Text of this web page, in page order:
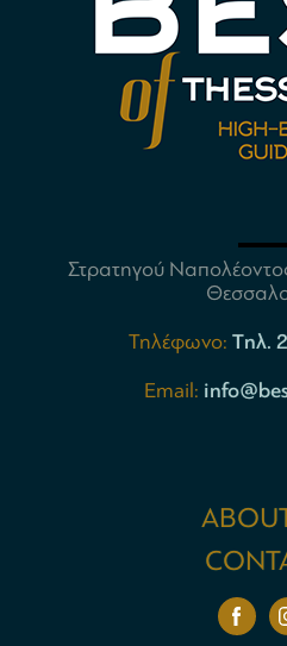
Στρατηγού
Τηλέφωνο: Tηλ.
Email: